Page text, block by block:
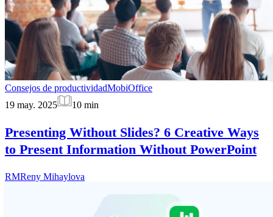
Consejos de productividadMobiOffice
19 may. 2025
10 min
Presenting Without Slides? 6 Creative Ways
to Present Information Without PowerPoint
RMReny Mihaylova